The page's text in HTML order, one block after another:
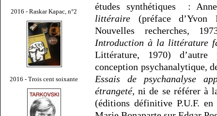
2016 - Raskar Kapac, n°2
2016 - Trois cent soixante
études synthétiques :
littéraire (préface d’Yvon
Nouvelles recherches,
Introduction à la littérature
Littérature, 1970)
conception psychanalytique,
Essais de psychanalyse
étrangeté, ni de se référer à
(éditions définitive P.U.F.